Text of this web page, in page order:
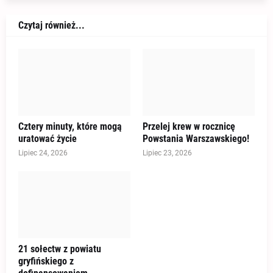
Czytaj również...
Cztery minuty, które mogą
uratować życie
Lipiec 24, 2026
Przelej krew w rocznicę
Powstania Warszawskiego!
Lipiec 23, 2026
21 sołectw z powiatu
gryfińskiego z